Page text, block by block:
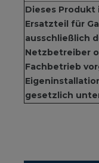
Dieses
Ersatzteil für
ausschließlich
Netzbetreiber
Fachbetrieb
gesetzlich